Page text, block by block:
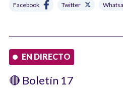
Facebook
Twitter
EN DIRECTO
🔴 Boletín 17